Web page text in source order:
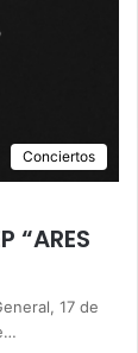
Conciertos
“ARES
17 de